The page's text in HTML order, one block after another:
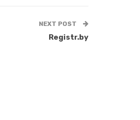
NEXT POST
Registr.by